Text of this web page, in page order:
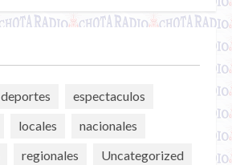
deportes
espectaculos
locales
nacionales
regionales Uncategorized